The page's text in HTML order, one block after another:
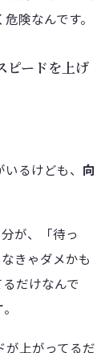
険なんです。
ピードを上げ
るけども、 向
が、「待っ
きゃダメかも
だけなんで
。
が上がってるだ